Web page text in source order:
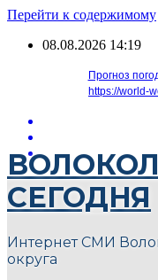
Перейти к содержимому
08.08.2026 14:19
Прогноз
https://world-
СЕГОДНЯ
Интернет СМИ
округа